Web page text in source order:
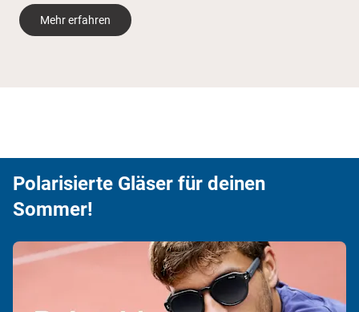
Mehr erfahren
Polarisierte Gläser für deinen
Sommer!